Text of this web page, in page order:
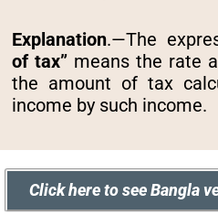
Explanation.—The
of tax” means the rate
the amount of tax
income by such income.
Click here to see Bangla